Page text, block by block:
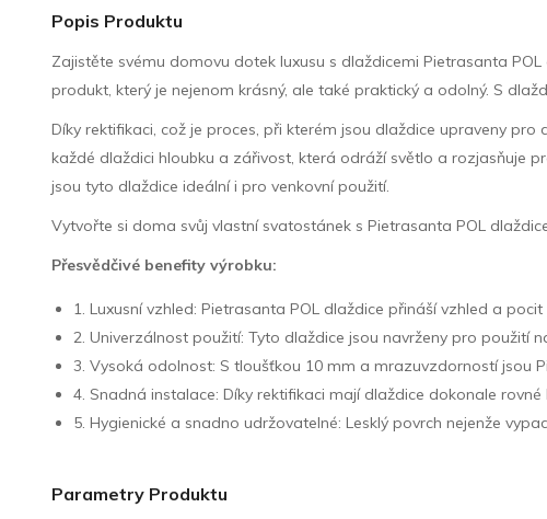
Popis Produktu
Zajistěte svému domovu dotek luxusu s dlaždicemi Pietrasanta
produkt, který je nejenom krásný, ale také praktický a odolný. S
Díky rektifikaci, což je proces, při kterém jsou dlaždice upraveny
každé dlaždici hloubku a zářivost, která odráží světlo a rozjasňuje
jsou tyto dlaždice ideální i pro venkovní použití.
Vytvořte si doma svůj vlastní svatostánek s Pietrasanta POL
Přesvědčivé benefity výrobku:
1. Luxusní vzhled: Pietrasanta POL dlaždice přináší vzhled a
2. Univerzálnost použití: Tyto dlaždice jsou navrženy pro použití
3. Vysoká odolnost: S tloušťkou 10 mm a mrazuvzdorností jsou
4. Snadná instalace: Díky rektifikaci mají dlaždice dokonale
5. Hygienické a snadno udržovatelné: Lesklý povrch nejenže
Parametry Produktu